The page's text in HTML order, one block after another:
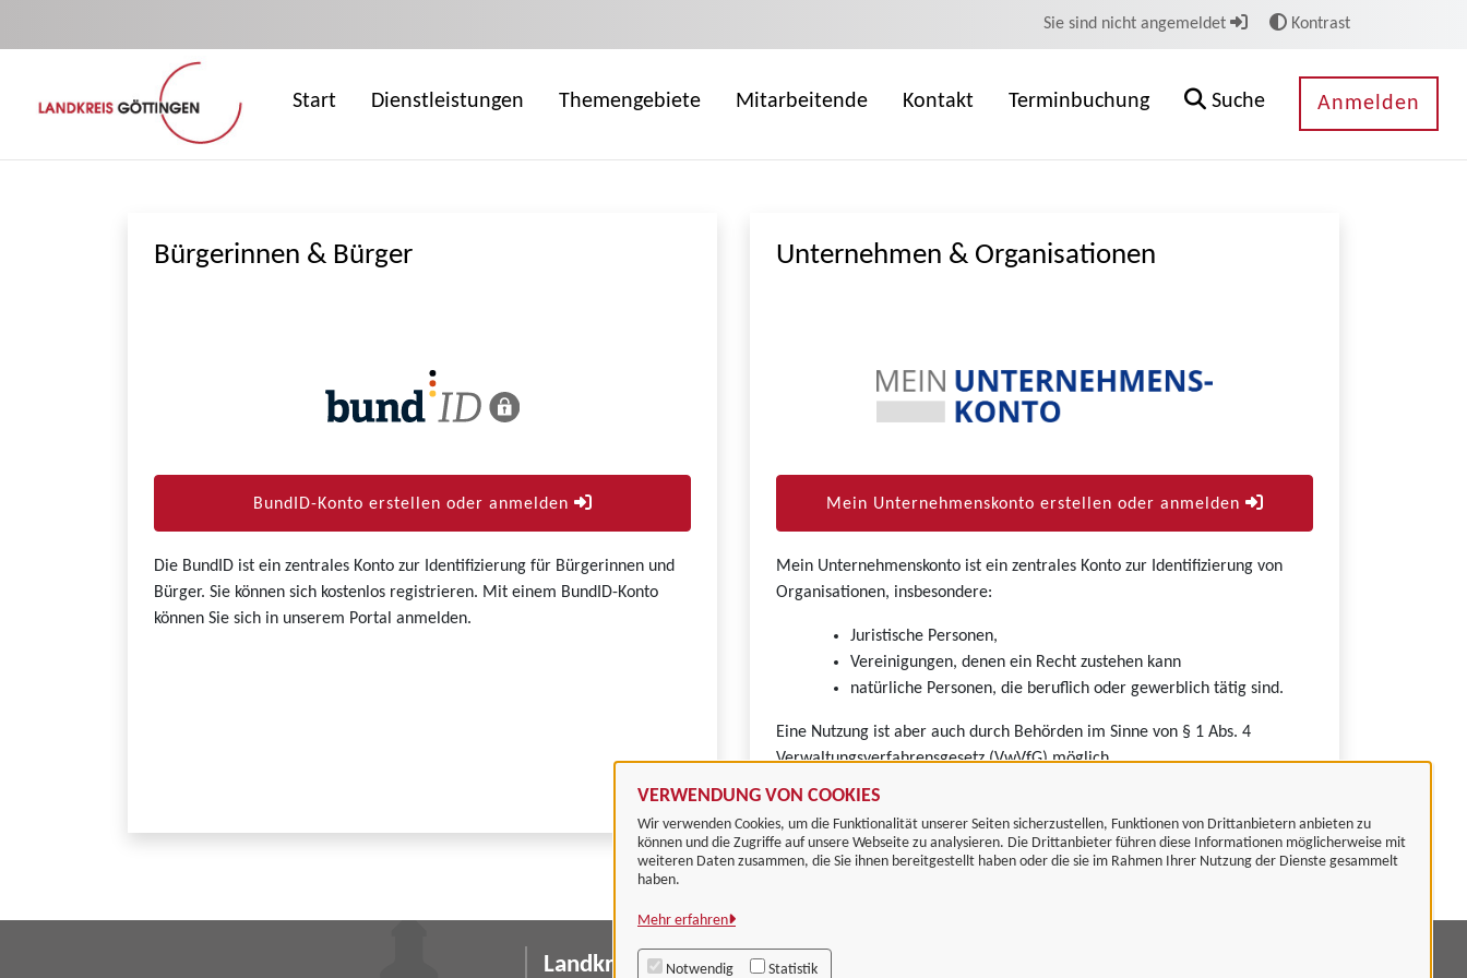
VERWENDUNG VON COOKIES
Wir verwenden Cookies, um die Funktionalität unserer Seiten sicherzustellen, Funktionen von Drittanbietern anbieten zu
können und die Zugriffe auf unsere Webseite zu analysieren. Die Drittanbieter führen diese Informationen möglicherweise mit
weiteren Daten zusammen, die Sie ihnen bereitgestellt haben oder die sie im Rahmen Ihrer Nutzung der Dienste gesammelt
haben.
Mehr erfahren
Notwendig Statistik
Sie sind nicht angemeldet Kontrast
Start Dienstleistungen Themengebiete Mitarbeitende Kontakt Terminbuchung Suche Anmelden
Bürgerinnen & Bürger
BundID-Konto erstellen oder anmelden
Die BundID ist ein zentrales Konto zur Identifizierung für Bürgerinnen und
Bürger. Sie können sich kostenlos registrieren. Mit einem BundID-Konto
können Sie sich in unserem Portal anmelden.
Unternehmen & Organisationen
Mein Unternehmenskonto erstellen oder anmelden
Mein Unternehmenskonto ist ein zentrales Konto zur Identifizierung von
Organisationen, insbesondere:
Juristische Personen,
Vereinigungen, denen ein Recht zustehen kann
natürliche Personen, die beruflich oder gewerblich tätig sind.
Eine Nutzung ist aber auch durch Behörden im Sinne von § 1 Abs. 4
Verwaltungsverfahrensgesetz (VwVfG) möglich.
Landkreis Göttingen